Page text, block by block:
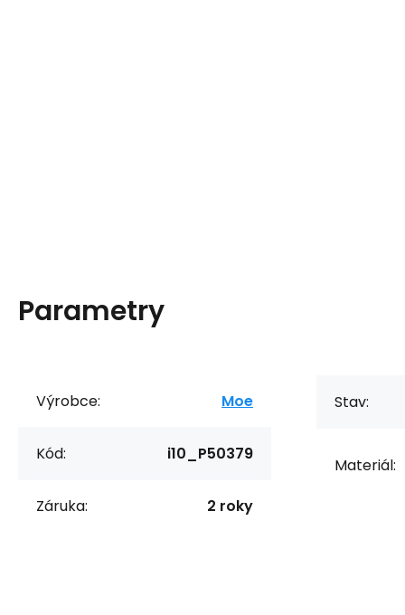
Parametry
Výrobce: Moe
Kód: i10_P50379
Záruka: 2 roky
Stav:
Materiál: